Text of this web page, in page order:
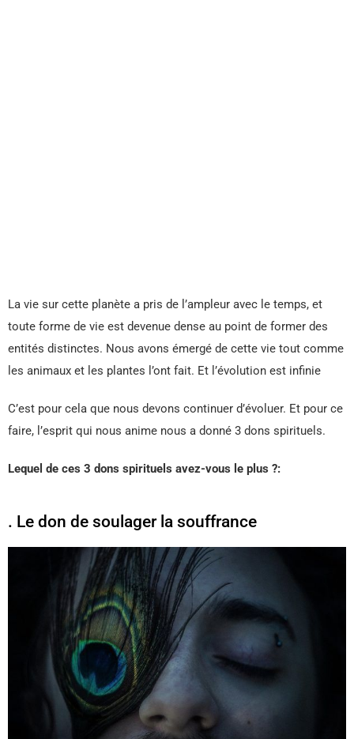
La vie sur cette planète a pris de l’ampleur avec le temps, et
toute forme de vie est devenue dense au point de former des
entités distinctes. Nous avons émergé de cette vie tout comme
les animaux et les plantes l’ont fait. Et l’évolution est infinie
C’est pour cela que nous devons continuer d’évoluer. Et pour ce
faire, l’esprit qui nous anime nous a donné 3 dons spirituels.
Lequel de ces 3 dons spirituels avez-vous le plus ?:
. Le don de soulager la souffrance